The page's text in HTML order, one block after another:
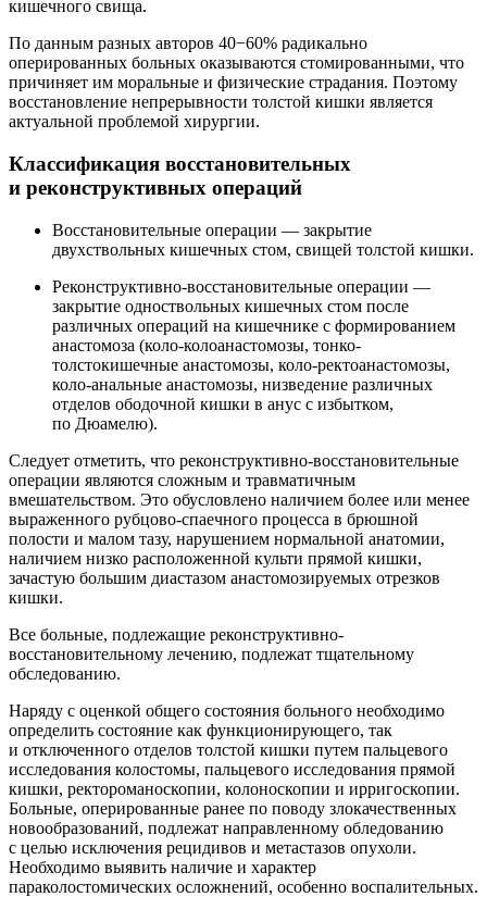
кишечного свища.
По данным разных авторов 40−60% радикально
оперированных больных оказываются стомированными, что
причиняет им моральные и физические страдания. Поэтому
восстановление непрерывности толстой кишки является
актуальной проблемой хирургии.
Классификация восстановительных
и реконструктивных операций
Восстановительные операции — закрытие
двухствольных кишечных стом, свищей толстой кишки.
Реконструктивно-восстановительные операции —
закрытие одноствольных кишечных стом после
различных операций на кишечнике с формированием
анастомоза (коло-колоанастомозы, тонко-
толстокишечные анастомозы, коло-ректоанастомозы,
коло-анальные анастомозы, низведение различных
отделов ободочной кишки в анус с избытком,
по Дюамелю).
Следует отметить, что реконструктивно-восстановительные
операции являются сложным и травматичным
вмешательством. Это обусловлено наличием более или менее
выраженного рубцово-спаечного процесса в брюшной
полости и малом тазу, нарушением нормальной анатомии,
наличием низко расположенной культи прямой кишки,
зачастую большим диастазом анастомозируемых отрезков
кишки.
Все больные, подлежащие реконструктивно-
восстановительному лечению, подлежат тщательному
обследованию.
Наряду с оценкой общего состояния больного необходимо
определить состояние как функционирующего, так
и отключенного отделов толстой кишки путем пальцевого
исследования колостомы, пальцевого исследования прямой
кишки, ректороманоскопии, колоноскопии и ирригоскопии.
Больные, оперированные ранее по поводу злокачественных
новообразований, подлежат направленному обледованию
с целью исключения рецидивов и метастазов опухоли.
Необходимо выявить наличие и характер
параколостомических осложнений, особенно воспалительных.